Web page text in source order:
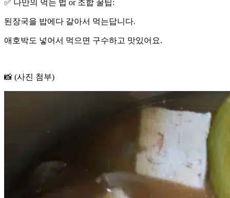
✅ 나만의 먹는 법 or 조합 꿀팁:
된장국을 밥에다 갈아서 먹는답니다.
애호박도 넣어서 먹으면 구수하고 맛있어요.
📸 (사진 첨부)